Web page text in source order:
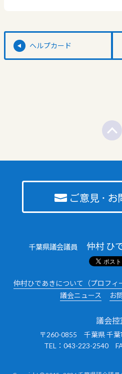
ヘルプカード
千葉県議会議員 仲村 ひ
仲村ひであきについて（プロフィ
議会ニュース
お
議会控
〒260-0855 千葉県 千葉
TEL：043-223-2540